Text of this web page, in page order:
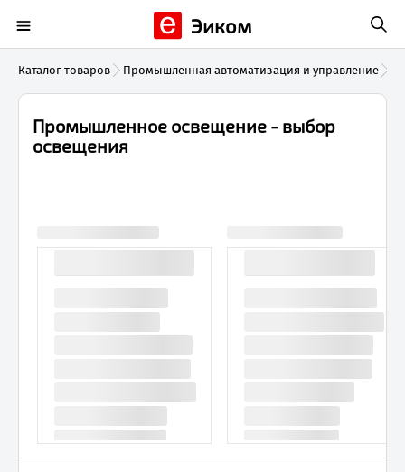
Эиком
Каталог товаров Промышленная автоматизация и управление
Промышленное освещение - выбор
освещения